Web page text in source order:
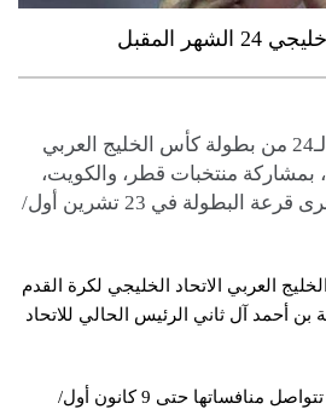
تنطلق فعاليات النسخة الـ24 من بطولة كأس الخليج العربي
القدم “خليجي 24″، بمشاركة منتخبات قطر، والكويت،
وعمان، والعراق، فيما تجرى قرعة البطولة في 23 تشرين أول/
العربي الاتحاد الخليجي لكرة القدم
أحمد آل ثاني الرئيس الحالي للاتحاد
وتتوفر تذاكر البطولة، التي تتواصل منافساتها حتى 9 كانون أول/